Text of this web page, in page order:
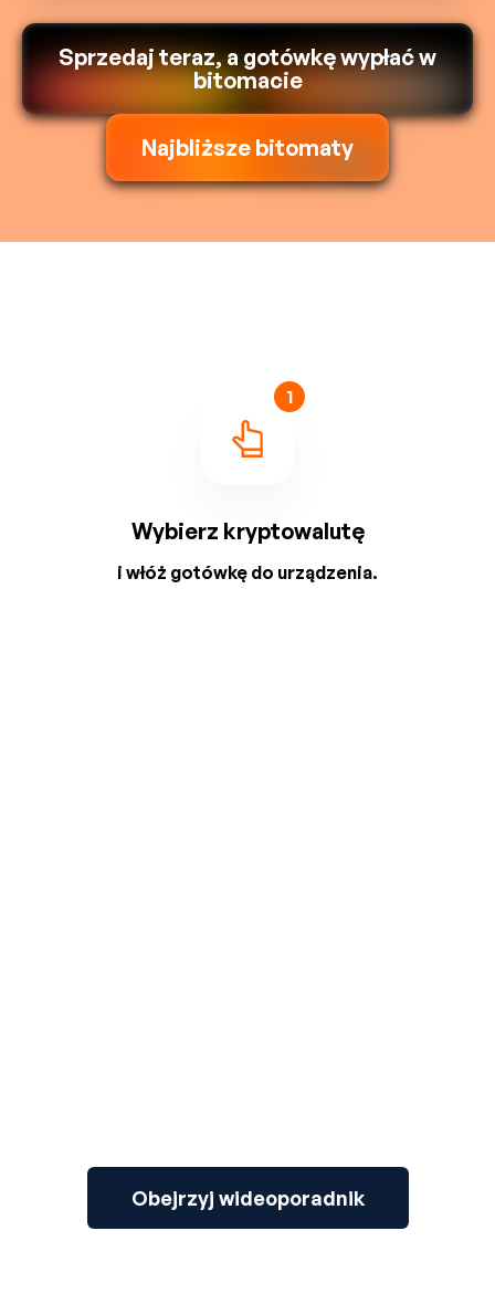
Sprzedaj teraz, a gotówkę wypłać w
bitomacie
Najbliższe bitomaty
1
Wybierz kryptowalutę
i włóż gotówkę do urządzenia.
Obejrzyj wideoporadnik